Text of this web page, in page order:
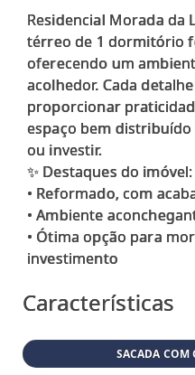
Residencial Morada da
térreo de 1 dormitório
oferecendo um
acolhedor. Cada
proporcionar
espaço bem
ou investir.
✨ Destaques do
• Reformado, com
• Ambiente
• Ótima opção para
Características
SACADA COM